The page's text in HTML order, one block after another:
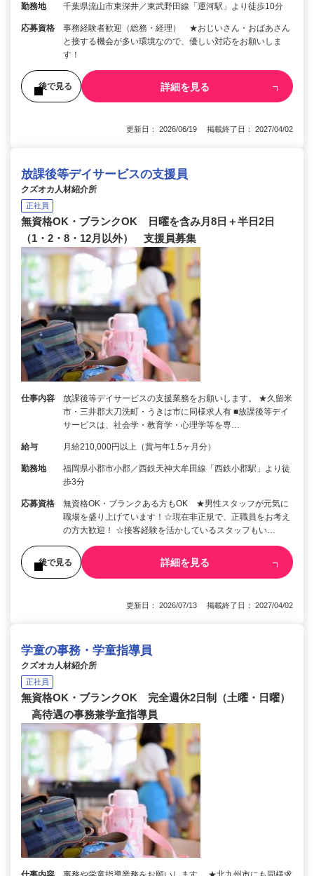
勤務地 千葉県流山市東深井／東武野田線「運河駅」より徒歩10分
応募資格
事務経験者歓迎（総務・経理） ★おじいさん・おばあさん
と接する機会が多い環境なので、優しい対応をお願いしま
す！
後で見る 詳細を見る
更新日： 2026/06/19 掲載終了日： 2027/04/02
放課後等デイサービスの支援員
クズオカ人材紹介所
正社員
無資格OK・ブランクOK 日曜を含み月8日＋半日2日
（1・2・8・12月以外） 支援員募集
仕事内容
放課後等デイサービスの支援業務をお願いします。 ★久留米
市・三井郡大刀洗町・うきは市に同様求人有 ■放課後等デイ
サービスは、社会学・教育学・心理学等を専…
給与 月給210,000円以上（賞与年1.5ヶ月分）
勤務地
福岡県小郡市小郡／西鉄天神大牟田線「西鉄小郡駅」より徒
歩3分
応募資格
無資格OK・ブランクある方もOK ★男性スタッフが元気に
職場を盛り上げています！☆現在非正規で、正職員をお考え
の方大歓迎！ ☆接客経験を活かしているスタッフもい…
後で見る 詳細を見る
更新日： 2026/07/13 掲載終了日： 2027/04/02
学童の事務・学童指導員
クズオカ人材紹介所
正社員
無資格OK・ブランクOK 完全週休2日制（土曜・日曜）
高待遇の事務兼学童指導員